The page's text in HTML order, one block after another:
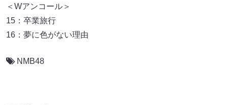
＜Wアンコール＞
15：卒業旅行
16：夢に色がない理由
NMB48